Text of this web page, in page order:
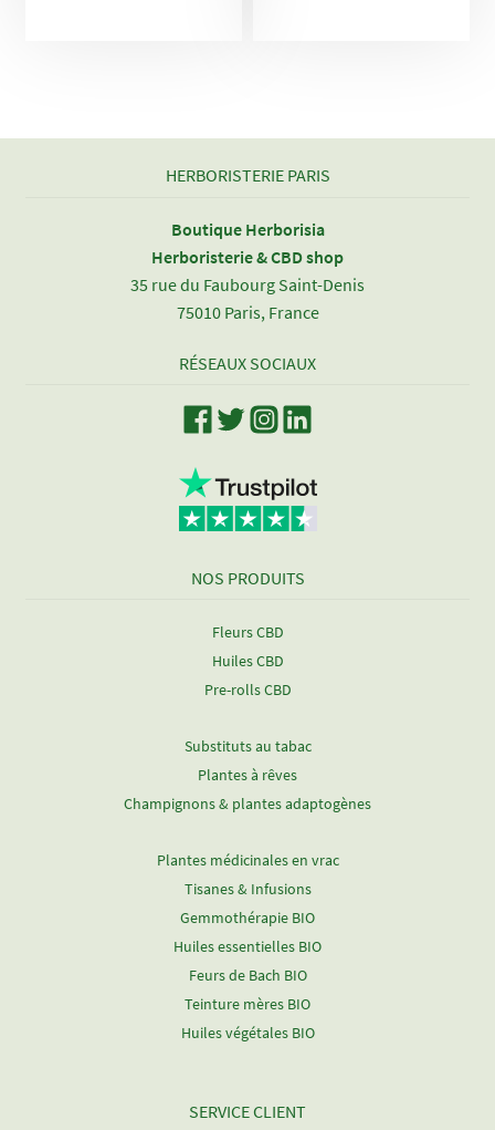
HERBORISTERIE PARIS
Boutique Herborisia
Herboristerie & CBD shop
35 rue du Faubourg Saint-Denis
75010 Paris, France
RÉSEAUX SOCIAUX
NOS PRODUITS
Fleurs CBD
Huiles CBD
Pre-rolls CBD
Substituts au tabac
Plantes à rêves
Champignons & plantes adaptogènes
Plantes médicinales en vrac
Tisanes & Infusions
Gemmothérapie BIO
Huiles essentielles BIO
Feurs de Bach BIO
Teinture mères BIO
Huiles végétales BIO
SERVICE CLIENT